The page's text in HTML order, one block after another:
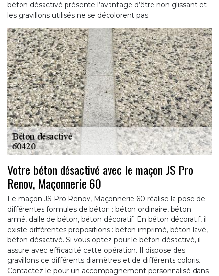
béton désactivé présente l’avantage d’être non glissant et
les gravillons utilisés ne se décolorent pas.
Votre béton désactivé avec le maçon JS Pro
Renov, Maçonnerie 60
Le maçon JS Pro Renov, Maçonnerie 60 réalise la pose de
différentes formules de béton : béton ordinaire, béton
armé, dalle de béton, béton décoratif. En béton décoratif, il
existe différentes propositions : béton imprimé, béton lavé,
béton désactivé. Si vous optez pour le béton désactivé, il
assure avec efficacité cette opération. Il dispose des
gravillons de différents diamètres et de différents coloris.
Contactez-le pour un accompagnement personnalisé dans